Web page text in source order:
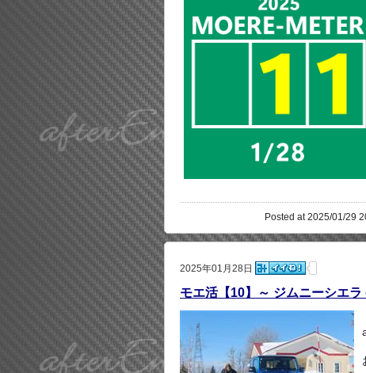
Posted at 2025/01/29
2025年01月28日
モエ活【10】～ ジムニーシエラ